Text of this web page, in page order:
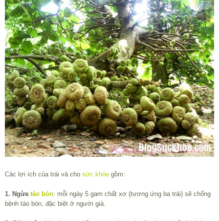
Các lợi ích của trái vả cho sức khỏe gồm:
1. Ngừa táo bón: mỗi ngày 5 gam chất xơ (tương ứng ba trái) sẽ chống
bệnh táo bón, đặc biệt ở người già.